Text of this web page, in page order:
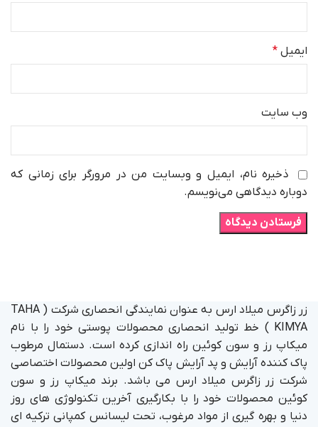
ایمیل *
وب‌ سایت
ذخیره نام، ایمیل و وبسایت من در مرورگر برای زمانی که
دوباره دیدگاهی می‌نویسم.
زر زاگرس میلاد ارس به عنوان نمایندگی انحصاری شرکت ( TAHA
KIMYA ) خط تولید انحصاری محصولات پوستی خود را با نام
میکاپ رز و سون کوئین راه اندازی کرده است. دستمال مرطوب
پاک کننده آرایش و پد آرایش پاک کن اولین محصولات اختصاصی
شرکت زر زاگرس میلاد ارس می باشد. برند میکاپ رز و سون
کوئین محصولات خود را با بکارگیری آخرین تکنولوژی های روز
دنیا و بهره گیری از مواد مرغوب، تحت لیسانس کمپانی ترکیه ای